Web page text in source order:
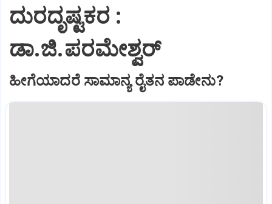
ದುರದೃಷ್ಟಕರ :
ಡಾ.ಜಿ.ಪರಮೇಶ್ವರ್
ಹೀಗೆಯಾದರೆ ಸಾಮಾನ್ಯ ರೈತನ ಪಾಡೇನು?